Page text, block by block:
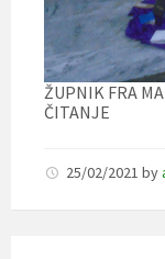
ŽUPNIK FRA
ČITANJE
25/02/2021 by